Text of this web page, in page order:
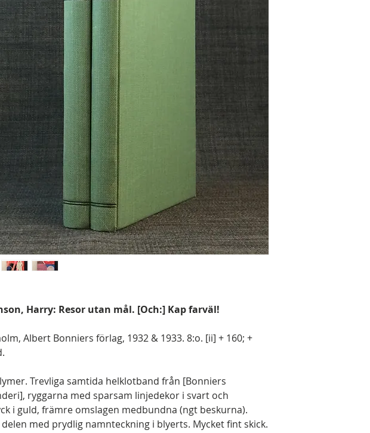
Harry: Resor utan mål. [Och:] Kap farväl!
Albert Bonniers förlag, 1932 & 1933. 8:o. [ii] + 160; +
Trevliga samtida helklotband från [Bonniers
ryggarna med sparsam linjedekor i svart och
i guld, främre omslagen medbundna (ngt beskurna).
med prydlig namnteckning i blyerts. Mycket fint skick.